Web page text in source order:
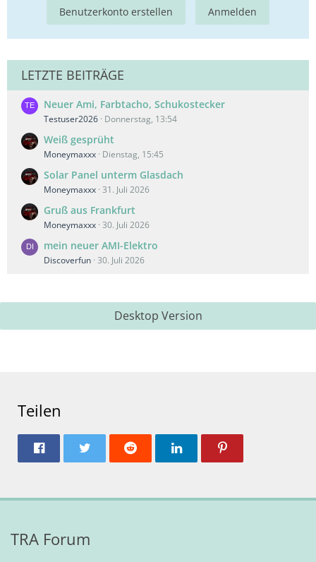
Benutzerkonto erstellen Anmelden
LETZTE BEITRÄGE
Neuer Ami, Farbtacho, Schukostecker
Testuser2026 Donnerstag, 13:54
Weiß gesprüht
Moneymaxxx Dienstag, 15:45
Solar Panel unterm Glasdach
Moneymaxxx 31. Juli 2026
Gruß aus Frankfurt
Moneymaxxx 30. Juli 2026
mein neuer AMI-Elektro
Discoverfun 30. Juli 2026
Desktop Version
Teilen
TRA Forum